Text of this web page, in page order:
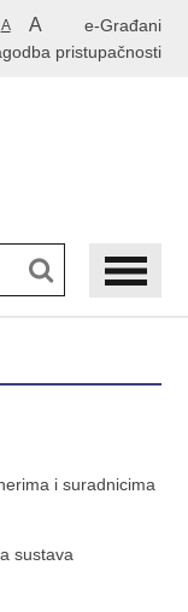
e-Građani
A A
pristupačnosti
i suradnicima
sustava